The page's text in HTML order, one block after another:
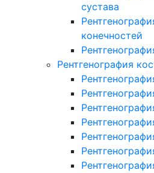
сустава
конечностей
Рентгенография